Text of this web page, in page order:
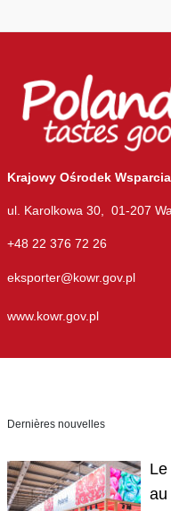
Krajowy Ośrodek
ul. Karolkowa 30, 01-207
+48 22 376 72 26
eksporter@kowr.gov.pl
www.kowr.gov.pl
Dernières nouvelles
au